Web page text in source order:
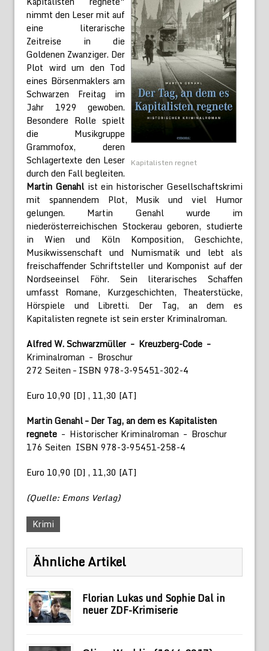
Kapitalisten regnet
nimmt den Leser mit auf
eine literarische
Zeitreise in die
Goldenen Zwanziger. Der
Plot wird um den Tod
eines Börsenmaklers am
Schwarzen Freitag im
Jahr 1929 gewoben.
Besondere Rolle spielt
die Musikgruppe
Grammofox, deren
Schlagertexte den Leser
durch den Fall begleiten.
Martin Genahlist ein historischer Gesellschaftskrimi
mit spannendem Plot, Musik und viel Humor
gelungen. Martin Genahl wurde im
niederösterreichischen Stockerau geboren, studierte
in Wien und Köln Komposition, Geschichte,
Musikwissenschaft und Numismatik und lebt als
freischaffender Schriftsteller und Komponist auf der
Nordseeinsel Föhr. Sein literarisches Schaffen
umfasst Romane, Kurzgeschichten, Theaterstücke,
Hörspiele und Libretti. Der Tag, an dem es
Kapitalisten regnete ist sein erster Kriminalroman.
Alfred W. Schwarzmüller – Kreuzberg-Code –
Kriminalroman – Broschur
272 Seiten – ISBN 978-3-95451-302-4
Euro 10,90 [D] , 11,30 [AT]
Martin Genahl – Der Tag, an dem es Kapitalisten
regnete – Historischer Kriminalroman – Broschur
176 Seiten ISBN 978-3-95451-258-4
Euro 10,90 [D] , 11,30 [AT]
(Quelle: Emons Verlag)
Krimi
Ähnliche Artikel
Florian Lukas und Sophie Dal in
neuer ZDF-Krimiserie